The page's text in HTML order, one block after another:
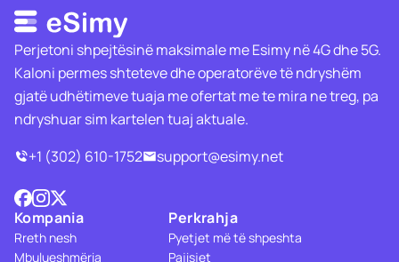
Perjetoni shpejtësinë maksimale me Esimy në 4G dhe 5G.
Kaloni permes shteteve dhe operatorëve të ndryshëm
gjatë udhëtimeve tuaja me ofertat me te mira ne treg, pa
ndryshuar sim kartelen tuaj aktuale.
+1 (302) 610-1752
support@esimy.net
Kompania
Rreth nesh
Mbulueshmëria
Perkrahja
Pyetjet më të shpeshta
Pajisjet